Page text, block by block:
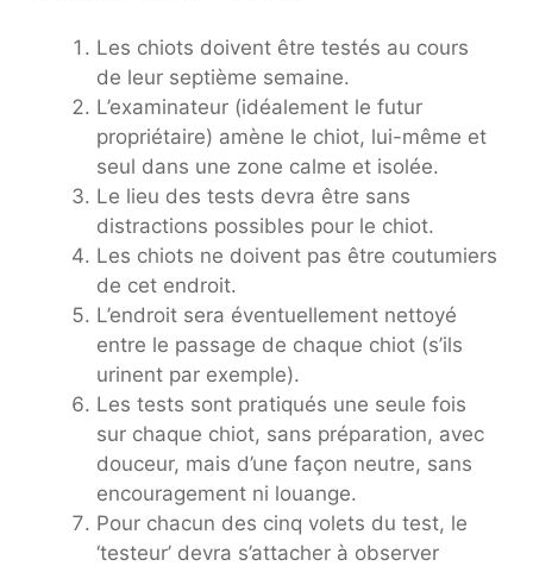
Les chiots doivent être testés au cours
de leur septième semaine.
L’examinateur (idéalement le futur
propriétaire) amène le chiot, lui-même et
seul dans une zone calme et isolée.
Le lieu des tests devra être sans
distractions possibles pour le chiot.
Les chiots ne doivent pas être coutumiers
de cet endroit.
L’endroit sera éventuellement nettoyé
entre le passage de chaque chiot (s’ils
urinent par exemple).
Les tests sont pratiqués une seule fois
sur chaque chiot, sans préparation, avec
douceur, mais d’une façon neutre, sans
encouragement ni louange.
Pour chacun des cinq volets du test, le
‘testeur’ devra s’attacher à observer